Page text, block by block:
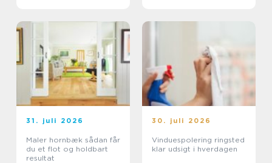
31. juli 2026
Maler hornbæk sådan får
du et flot og holdbart
resultat
30. juli 2026
Vinduespolering ringsted
klar udsigt i hverdagen